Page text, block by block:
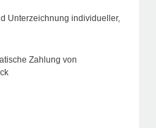
Unterzeichnung individueller,
Zahlung von